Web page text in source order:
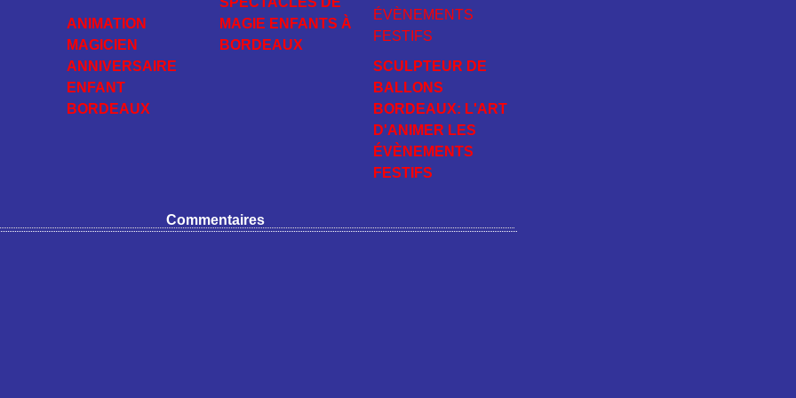
ANIMATION
MAGICIEN
ANNIVERSAIRE
ENFANT
BORDEAUX
MAGIE ENFANTS À
BORDEAUX
SCULPTEUR DE
BALLONS
BORDEAUX: L'ART
D'ANIMER LES
ÉVÈNEMENTS
FESTIFS
Commentaires